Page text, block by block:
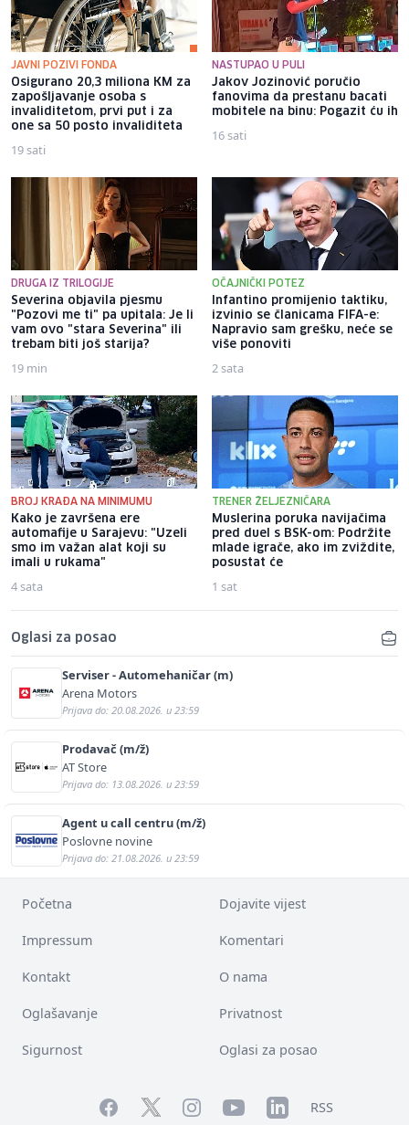
JAVNI POZIVI FONDA
Osigurano 20,3 miliona KM za
zapošljavanje osoba s
invaliditetom, prvi put i za
one sa 50 posto invaliditeta
19 sati
NASTUPAO U PULI
Jakov Jozinović poručio
fanovima da prestanu bacati
mobitele na binu: Pogazit ću ih
16 sati
DRUGA IZ TRILOGIJE
Severina objavila pjesmu
"Pozovi me ti" pa upitala: Je li
vam ovo "stara Severina" ili
trebam biti još starija?
19 min
OČAJNIČKI POTEZ
Infantino promijenio taktiku,
izvinio se članicama FIFA-e:
Napravio sam grešku, neće se
više ponoviti
2 sata
BROJ KRAĐA NA MINIMUMU
Kako je završena ere
automafije u Sarajevu: "Uzeli
smo im važan alat koji su
imali u rukama"
4 sata
TRENER ŽELJEZNIČARA
Muslerina poruka navijačima
pred duel s BSK-om: Podržite
mlade igrače, ako im zviždite,
posustat će
1 sat
Oglasi za posao
Serviser - Automehaničar (m)
Arena Motors
Prijava do: 20.08.2026. u 23:59
Prodavač (m/ž)
AT Store
Prijava do: 13.08.2026. u 23:59
Agent u call centru (m/ž)
Poslovne novine
Prijava do: 21.08.2026. u 23:59
Početna Dojavite vijest
Impressum Komentari
Kontakt O nama
Oglašavanje Privatnost
Sigurnost Oglasi za posao
FacebookTwitterInstagramYouTubeLinkedInRSS